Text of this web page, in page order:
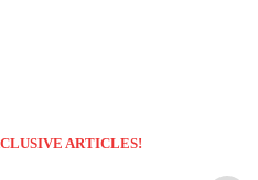
ARTICLES!